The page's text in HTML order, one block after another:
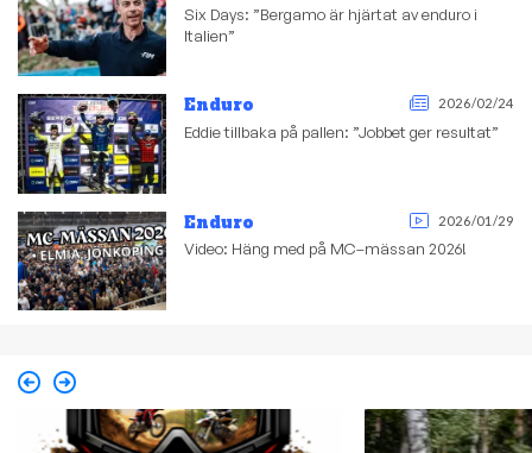
Six Days: ”Bergamo är hjärtat av enduro i
Italien”
Enduro 2026/02/24
Eddie tillbaka på pallen: ”Jobbet ger resultat”
Enduro 2026/01/29
Video: Häng med på MC–mässan 2026!